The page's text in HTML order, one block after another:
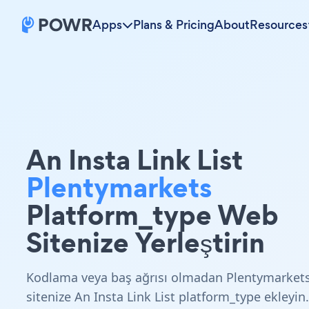
Apps Plans & PricingAboutResources
An Insta Link List
Plentymarkets
Platform_type Web
Sitenize Yerleştirin
Kodlama veya baş ağrısı olmadan
sitenize An Insta Link List platform_type ekleyin.